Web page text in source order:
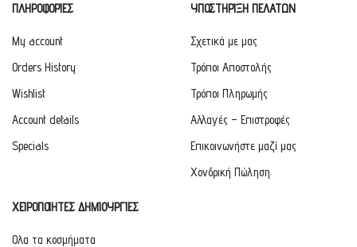
ΠΛΗΡΟΦΟΡΙΕΣ
My account
Orders History
Wishlist
Account details
Specials
ΥΠΟΣΤΗΡΙΞΗ ΠΕΛΑΤΩΝ
Σχετικά με μας
Τρόποι Αποστολής
Τρόποι Πληρωμής
Αλλαγές – Επιστροφές
Επικοινωνήστε μαζί μας
Χονδρική Πώληση
ΧΕΙΡΟΠΟΙΗΤΕΣ ΔΗΜΙΟΥΡΓΙΕΣ
Ολα τα κοσμήματα